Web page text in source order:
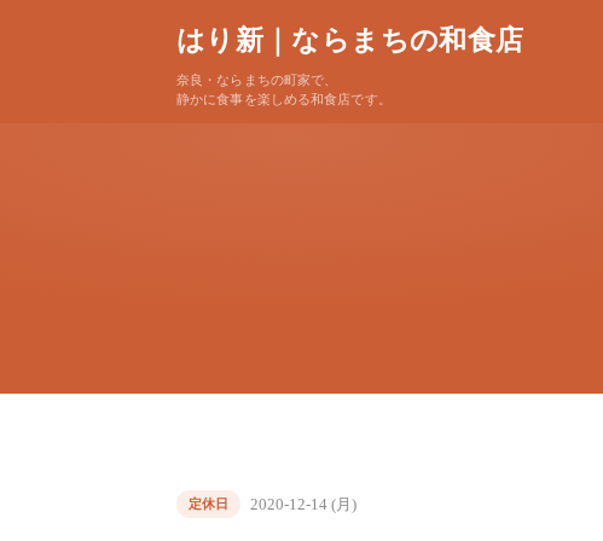
はり新｜ならまちの和食店
奈良・ならまちの町家で、
静かに食事を楽しめる和食店です。
定休日 2020-12-14 (月)